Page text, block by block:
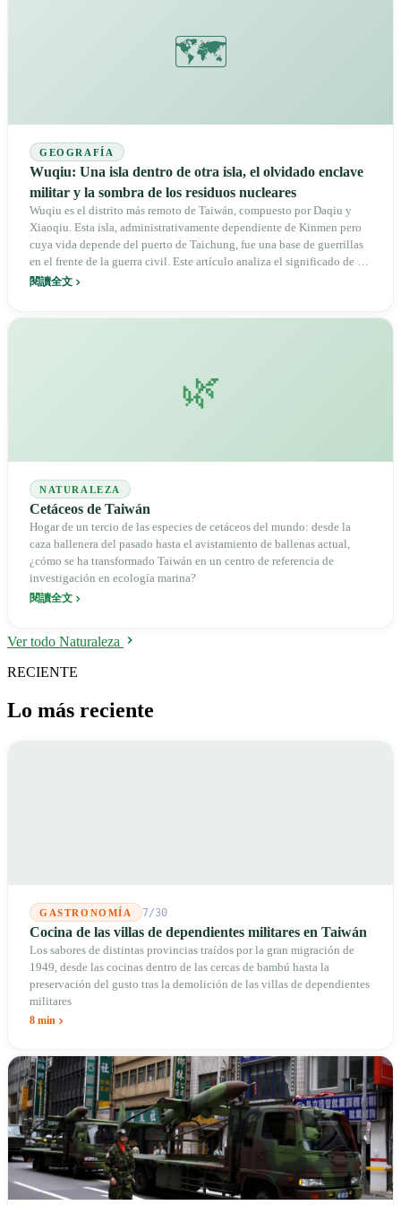
🗺️
GEOGRAFÍA
Wuqiu: Una isla dentro de otra isla, el olvidado enclave
militar y la sombra de los residuos nucleares
Wuqiu es el distrito más remoto de Taiwán, compuesto por Daqiu y
Xiaoqiu. Esta isla, administrativamente dependiente de Kinmen pero
cuya vida depende del puerto de Taichung, fue una base de guerrillas
en el frente de la guerra civil. Este artículo analiza el significado de la
reactivación del faro de Wuqiuyu, la cultura del habla Xinghua y la
閱讀全文
🌿
NATURALEZA
Cetáceos de Taiwán
Hogar de un tercio de las especies de cetáceos del mundo: desde la
caza ballenera del pasado hasta el avistamiento de ballenas actual,
¿cómo se ha transformado Taiwán en un centro de referencia de
investigación en ecología marina?
閱讀全文
Ver todo Naturaleza
RECIENTE
Lo más reciente
GASTRONOMÍA 7/30
Cocina de las villas de dependientes militares en Taiwán
Los sabores de distintas provincias traídos por la gran migración de
1949, desde las cocinas dentro de las cercas de bambú hasta la
preservación del gusto tras la demolición de las villas de dependientes
militares
8 min